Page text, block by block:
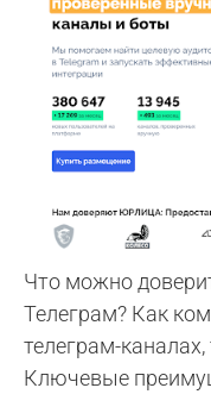
Что можно
Телеграм? Как
телеграм-
Ключевые